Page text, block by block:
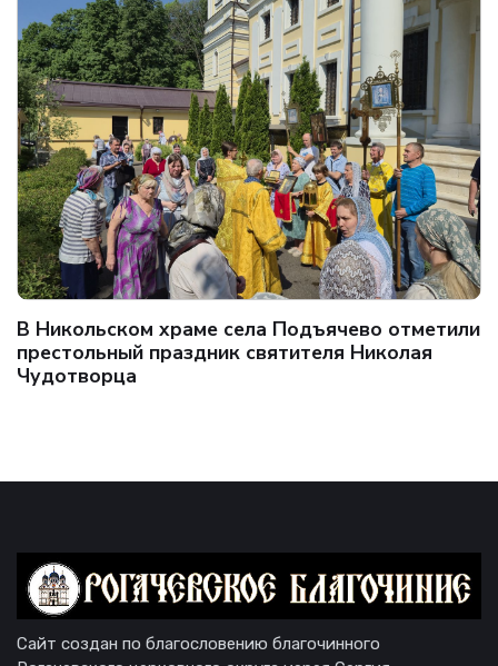
В Никольском храме села Подъячево отметили
престольный праздник святителя Николая
Чудотворца
Сайт создан по благословению благочинного